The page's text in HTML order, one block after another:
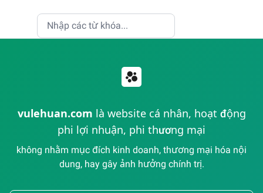
vulehuan.com là website cá nhân, hoạt động
phi lợi nhuận, phi thương mại
không nhằm mục đích kinh doanh, thương mại hóa nội
dung, hay gây ảnh hưởng chính trị.